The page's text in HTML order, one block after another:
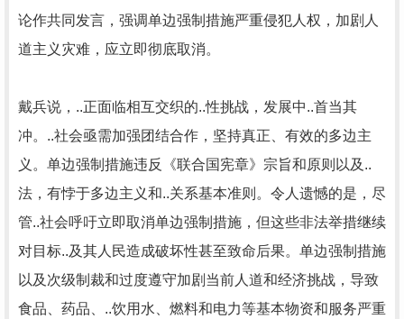
论作共同发言，强调单边强制措施严重侵犯人权，加剧人
道主义灾难，应立即彻底取消。
戴兵说，..正面临相互交织的..性挑战，发展中..首当其
冲。..社会亟需加强团结合作，坚持真正、有效的多边主
义。单边强制措施违反《联合国宪章》宗旨和原则以及..
法，有悖于多边主义和..关系基本准则。令人遗憾的是，尽
管..社会呼吁立即取消单边强制措施，但这些非法举措继续
对目标..及其人民造成破坏性甚至致命后果。单边强制措施
以及次级制裁和过度遵守加剧当前人道和经济挑战，导致
食品、药品、..饮用水、燃料和电力等基本物资和服务严重